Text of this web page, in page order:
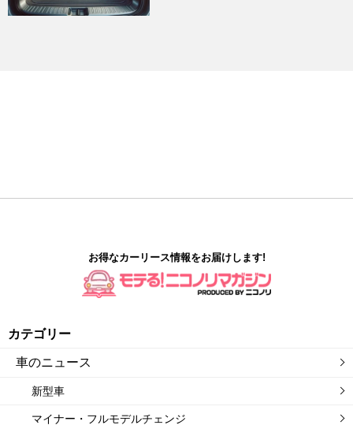
お得なカーリース情報をお届けします!
カテゴリー
車のニュース
新型車
マイナー・フルモデルチェンジ